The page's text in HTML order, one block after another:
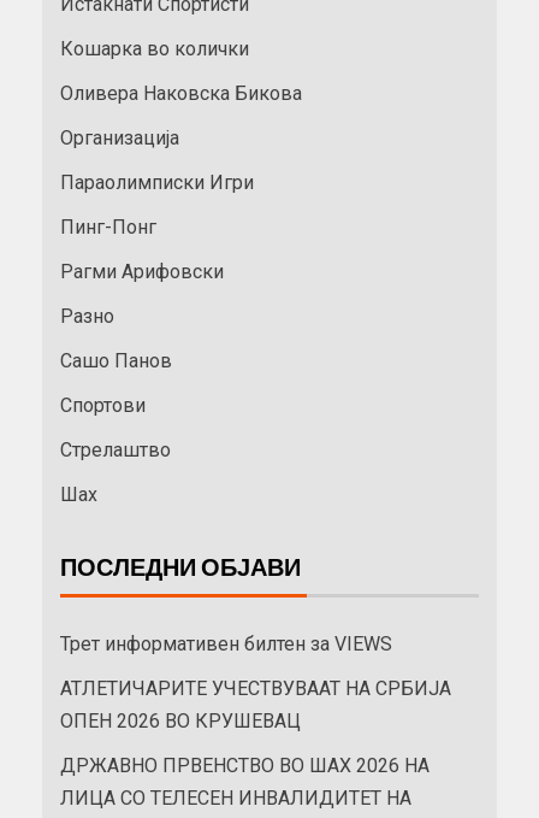
Кошарка во колички
Оливера Наковска Бикова
Организација
Параолимписки Игри
Пинг-Понг
Рагми Арифовски
Разно
Сашо Панов
Спортови
Стрелаштво
Шах
ПОСЛЕДНИ ОБЈАВИ
Трет информативен билтен за VIEWS
АТЛЕТИЧАРИТЕ УЧЕСТВУВААТ НА СРБИЈА
ОПЕН 2026 ВО КРУШЕВАЦ
ДРЖАВНО ПРВЕНСТВО ВО ШАХ 2026 НА
ЛИЦА СО ТЕЛЕСЕН ИНВАЛИДИТЕТ НА